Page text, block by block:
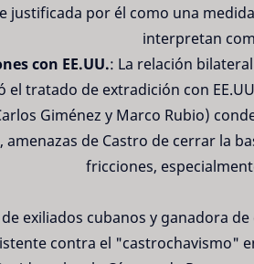
justificada por él como una
interpretan
con EE.UU.: La relación
el tratado de extradición con
Giménez y Marco Rubio)
amenazas de Castro de cerrar la
fricciones,
exiliados cubanos y ganadora
contra el "castrochavismo"